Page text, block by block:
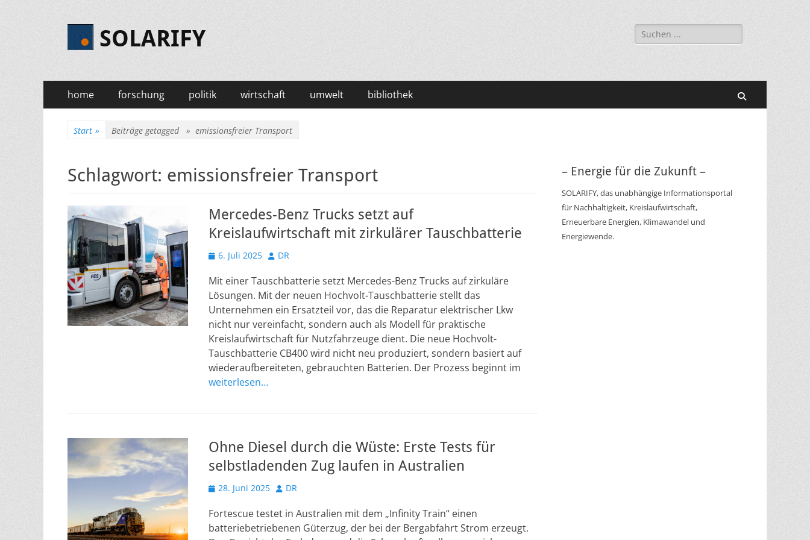
SOLARIFY
Suchen
nach:
Primäres
Menü
Zum
Inhalt
home forschung politik wirtschaft umwelt bibliothek
Start » Beiträge getagged » emissionsfreier Transport
Schlagwort: emissionsfreier Transport
Mercedes-Benz Trucks setzt auf
Kreislaufwirtschaft mit zirkulärer Tauschbatterie
Veröffentlicht
6. Juli 2025 Autor
DR
Mit einer Tauschbatterie setzt Mercedes-Benz Trucks auf zirkuläre
Lösungen. Mit der neuen Hochvolt-Tauschbatterie stellt das
Unternehmen ein Ersatzteil vor, das die Reparatur elektrischer Lkw
nicht nur vereinfacht, sondern auch als Modell für praktische
Kreislaufwirtschaft für Nutzfahrzeuge dient. Die neue Hochvolt-
Tauschbatterie CB400 wird nicht neu produziert, sondern basiert auf
wiederaufbereiteten, gebrauchten Batterien. Der Prozess beginnt im
weiterlesen…
Ohne Diesel durch die Wüste: Erste Tests für
selbstladenden Zug laufen in Australien
Veröffentlicht
28. Juni 2025 Autor
DR
Fortescue testet in Australien mit dem „Infinity Train“ einen
batteriebetriebenen Güterzug, der bei der Bergabfahrt Strom erzeugt.
– Energie für die Zukunft –
SOLARIFY, das unabhängige Informationsportal
für Nachhaltigkeit, Kreislaufwirtschaft,
Erneuerbare Energien, Klimawandel und
Energiewende.